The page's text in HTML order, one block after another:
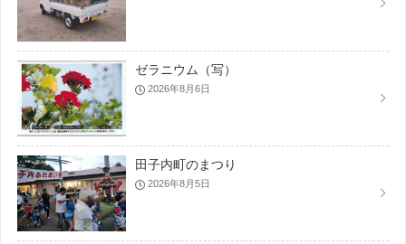
ゼラニウム（写）
2026年8月6日
田子内町のまつり
2026年8月5日